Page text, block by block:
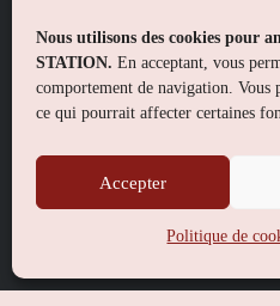
Nous utilisons des cookies pour
STATION. En acceptant, vous
comportement de navigation. Vous
ce qui pourrait affecter certaines
Accepter
Politique de
Politique de confidentialité
Politique de cookies (UE)